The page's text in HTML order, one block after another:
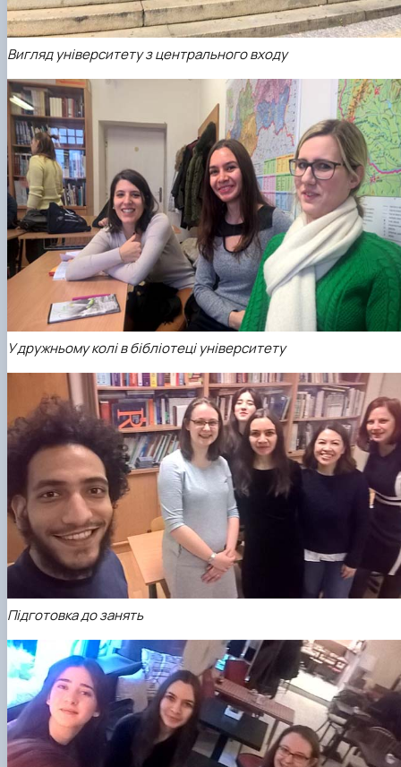
Вигляд університету з центрального входу
У дружньому колі в бібліотеці університету
Підготовка до занять